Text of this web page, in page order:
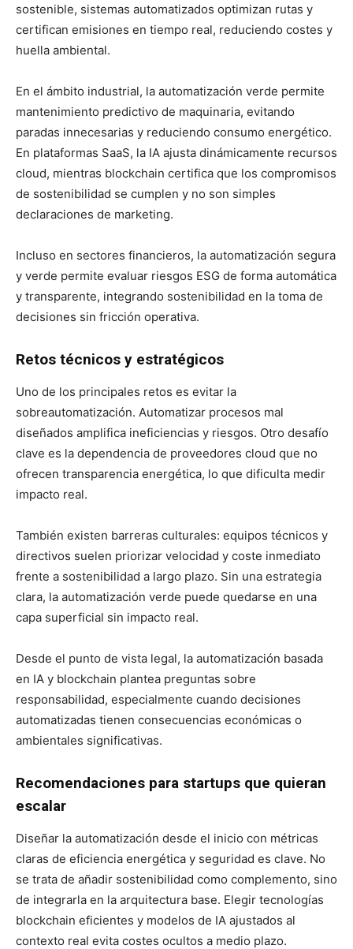
sostenible, sistemas automatizados optimizan rutas y
certifican emisiones en tiempo real, reduciendo costes y
huella ambiental.
En el ámbito industrial, la automatización verde permite
mantenimiento predictivo de maquinaria, evitando
paradas innecesarias y reduciendo consumo energético.
En plataformas SaaS, la IA ajusta dinámicamente recursos
cloud, mientras blockchain certifica que los compromisos
de sostenibilidad se cumplen y no son simples
declaraciones de marketing.
Incluso en sectores financieros, la automatización segura
y verde permite evaluar riesgos ESG de forma automática
y transparente, integrando sostenibilidad en la toma de
decisiones sin fricción operativa.
Retos técnicos y estratégicos
Uno de los principales retos es evitar la
sobreautomatización. Automatizar procesos mal
diseñados amplifica ineficiencias y riesgos. Otro desafío
clave es la dependencia de proveedores cloud que no
ofrecen transparencia energética, lo que dificulta medir
impacto real.
También existen barreras culturales: equipos técnicos y
directivos suelen priorizar velocidad y coste inmediato
frente a sostenibilidad a largo plazo. Sin una estrategia
clara, la automatización verde puede quedarse en una
capa superficial sin impacto real.
Desde el punto de vista legal, la automatización basada
en IA y blockchain plantea preguntas sobre
responsabilidad, especialmente cuando decisiones
automatizadas tienen consecuencias económicas o
ambientales significativas.
Recomendaciones para startups que quieran
escalar
Diseñar la automatización desde el inicio con métricas
claras de eficiencia energética y seguridad es clave. No
se trata de añadir sostenibilidad como complemento, sino
de integrarla en la arquitectura base. Elegir tecnologías
blockchain eficientes y modelos de IA ajustados al
contexto real evita costes ocultos a medio plazo.